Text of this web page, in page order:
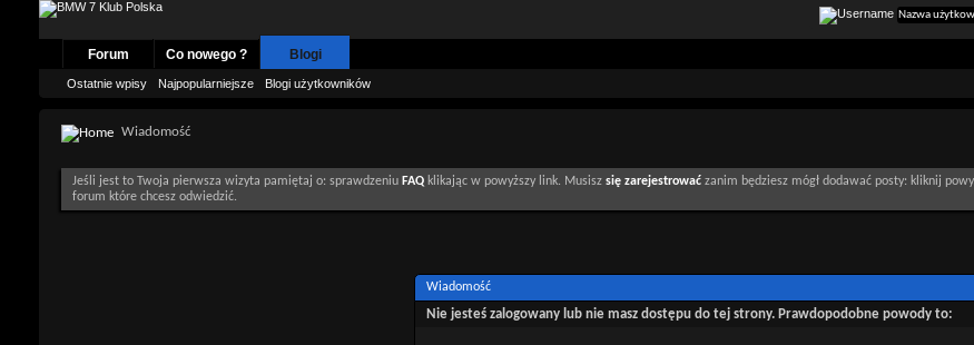
Forum Co nowego ? Blogi
Ostatnie wpisy Najpopularniejsze Blogi użytkowników
Wiadomość
Jeśli jest to Twoja pierwsza wizyta pamiętaj o: sprawdzeniu FAQ klikając w powyższy link. Musisz się zarejestrować zanim będziesz mógł dodawać posty: kliknij
forum które chcesz odwiedzić.
Wiadomość
Nie jesteś zalogowany lub nie masz dostępu do tej strony. Prawdopodobne powody to: